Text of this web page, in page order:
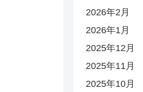
2026年2月
2026年1月
2025年12月
2025年11月
2025年10月